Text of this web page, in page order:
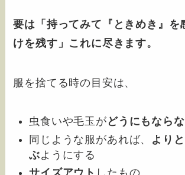
要は 「持ってみて『ときめき』
けを残す」 これに尽きます。
服を捨てる時の目安は、
虫食いや毛玉が どうにもなら
同じような服があれば、 より
ぶようにする